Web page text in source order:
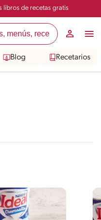
libros de recetas gratis
Blog Recetarios